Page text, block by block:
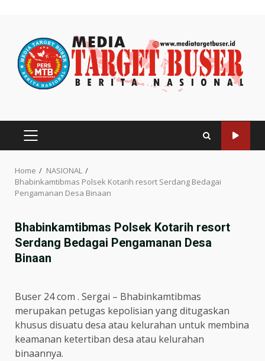
content
PRIMARY
Home
NASIONAL
Bhabinkamtibmas Polsek Kotarih resort Serdang Bedagai
Pengamanan Desa Binaan
Bhabinkamtibmas Polsek Kotarih resort
Serdang Bedagai Pengamanan Desa
Binaan
Buser 24 com . Sergai – Bhabinkamtibmas
merupakan petugas kepolisian yang ditugaskan
khusus disuatu desa atau kelurahan untuk membina
keamanan ketertiban desa atau kelurahan
binaannya.